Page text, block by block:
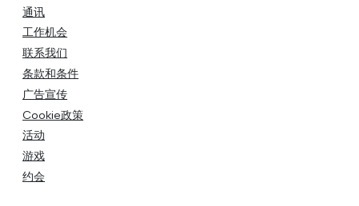
通讯
工作机会
联系我们
条款和条件
广告宣传
Cookie政策
活动
游戏
约会